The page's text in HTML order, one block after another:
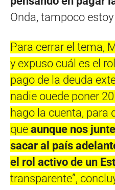
Onda, tampoco estoy
Para cerrar el tema,
y expuso cuál es el
pago de la deuda
nadie ouede poner
hago la cuenta, para
que aunque nos
sacar al país
el rol activo de un
transparente”,